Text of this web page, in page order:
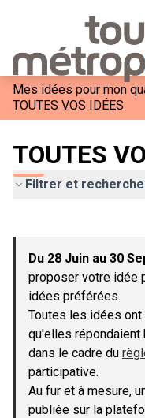
Mes idées pour mon
TOUTES VOS IDÉES
TOUTES
Filtrer et
−
Du 28 Juin au 30
proposer votre idée
idées préférées.
Toutes les idées
qu'elles
dans le cadre du
participative.
Au fur et à mesure,
publiée sur la